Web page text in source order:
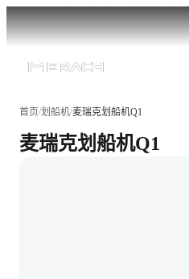
首页/划船机/麦瑞克划船机Q1
麦瑞克划船机Q1